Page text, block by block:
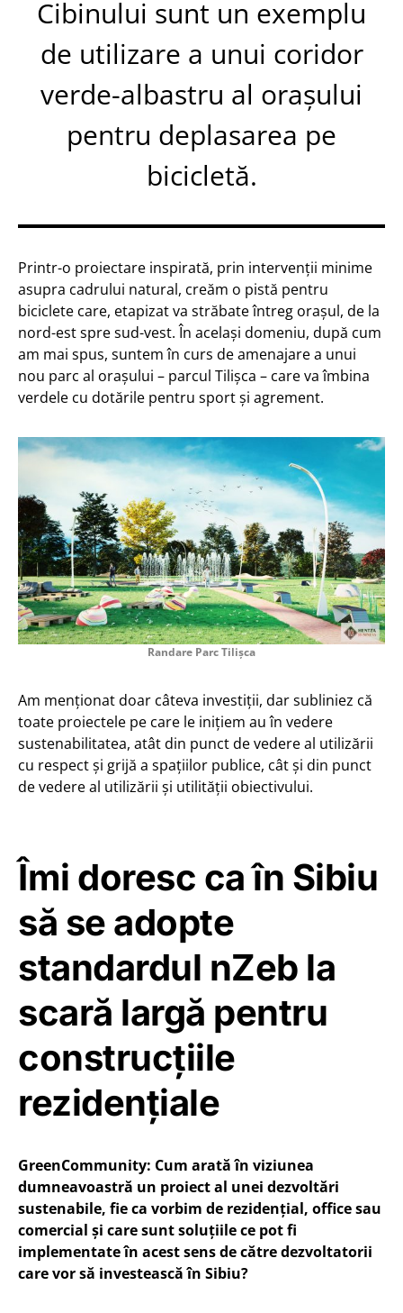
Cibinului sunt un exemplu
de utilizare a unui coridor
verde-albastru al orașului
pentru deplasarea pe
bicicletă.
Printr-o proiectare inspirată, prin intervenții minime
asupra cadrului natural, creăm o pistă pentru
biciclete care, etapizat va străbate întreg orașul, de la
nord-est spre sud-vest. În același domeniu, după cum
am mai spus, suntem în curs de amenajare a unui
nou parc al orașului – parcul Tilișca – care va îmbina
verdele cu dotările pentru sport și agrement.
Randare Parc Tilișca
Am menționat doar câteva investiții, dar subliniez că
toate proiectele pe care le inițiem au în vedere
sustenabilitatea, atât din punct de vedere al utilizării
cu respect și grijă a spațiilor publice, cât și din punct
de vedere al utilizării și utilității obiectivului.
Îmi doresc ca în Sibiu
să se adopte
standardul nZeb la
scară largă pentru
construcțiile
rezidențiale
GreenCommunity: Cum arată în viziunea
dumneavoastră un proiect al unei dezvoltări
sustenabile, fie ca vorbim de rezidențial, office sau
comercial și care sunt soluțiile ce pot fi
implementate în acest sens de către dezvoltatorii
care vor să investească în Sibiu?